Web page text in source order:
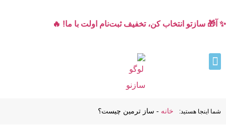
✨ آ🎁 سازتو انتخاب کن، تخفیف ثبت‌نام اولت با ما! 🔥
شما اینجا هستید: خانه - ساز ترمین چیست؟